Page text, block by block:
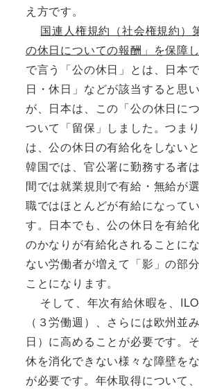
え方です。
国連人権規約（社会権規約）
の休日についての報酬」を保障し
で言う「公の休日」とは、日本
日・休日」などが該当すると思
が、日本は、この「公の休日に
ついて「留保」しました。つま
は、公の休日の有給化をしない
韓国では、官公署に勤務する者
間では就業規則で有給・無給が
職ではほとんどが有給になって
す。日本でも、公の休日を有給
のかなりが有給化されることに
ない労働者が増えて「影」の部
ことになります。
そして、年次有給休暇を、
（３労働週）、さらには欧州並
日）に高めることが必要です。
休を消化できない様々な障壁を
が必要です。年休取得について